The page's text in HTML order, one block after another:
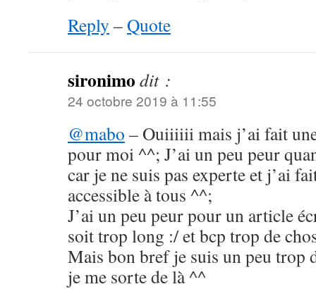
Reply –Quote
sironimo dit :
24 octobre 2019 à 11:55
@mabo – Ouiiiiii mais j’ai fait
pour moi ^^; J’ai un peu peur
car je ne suis pas experte et j’ai
accessible à tous ^^;
J’ai un peu peur pour un article
soit trop long :/ et bcp trop de
Mais bon bref je suis un peu trop
je me sorte de là ^^